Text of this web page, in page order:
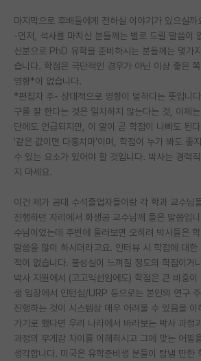
마지막으로 후배들에게 전하실 이야기가 있으실까
-먼저, 석사를 마치신 분들께는 별로 드릴 말씀이
신분으로 PhD 유학을 준비하시는 분들께는 몇가
습니다. 학점은 극단적인 경우가 아닌 이상 좋은
영향*이 없습니다.
*편집자 주- 상대적으로 영향이 덜하다는 뜻입니
구를 잘 한다는 것은 일치하지 않는다는 것, 이제
단에도 언급되지만, 이 말이 곧 학점이 나빠도 된
'같은 값이면 다홍치마'이며, 학점이 누가 봐도 좋
수 있는 요소가 있어야 할 것입니다. 박사는 경력
지 마세요.
이건 제가 공대 수석졸업자들이랑 각 학과 교수님
진행하던 자리에서 화생공 교수님께 들은 말씀입
수님이었는데 주변에 둘러보면 오히려 박사들은
말씀을 많이 하시더라고요. 인터뷰 시 학점에 대
적이 없습니다. 불성실이 느껴질 정도의 학점이거
박사 지원에서 (고고익선임에도) 학점은 큰 비중
생 입장에서 인턴십/URP 등으로는 본인의 연구
진행하는 것이 시스템상 매우 어려울 수 있음을 이
가기로 했다면 우리 나라에서 바라보는 박사 과정
과정의 무게감 차이를 이해하시고 그에 맞는 어필
생각합니다. 미국은 유학준비생 분들이 탐낼 만한